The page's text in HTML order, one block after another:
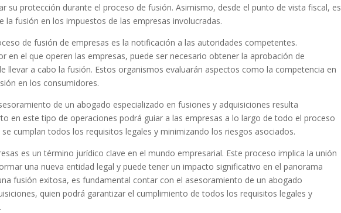
su protección durante el proceso de fusión. Asimismo, desde el punto de vista fiscal, es
la fusión en los impuestos de las empresas involucradas.
de fusión de empresas es la notificación a las autoridades competentes.
en el que operen las empresas, puede ser necesario obtener la aprobación de
llevar a cabo la fusión. Estos organismos evaluarán aspectos como la competencia en
en los consumidores.
de un abogado especializado en fusiones y adquisiciones resulta
en este tipo de operaciones podrá guiar a las empresas a lo largo de todo el proceso
cumplan todos los requisitos legales y minimizando los riesgos asociados.
es un término jurídico clave en el mundo empresarial. Este proceso implica la unión
una nueva entidad legal y puede tener un impacto significativo en el panorama
fusión exitosa, es fundamental contar con el asesoramiento de un abogado
quien podrá garantizar el cumplimiento de todos los requisitos legales y